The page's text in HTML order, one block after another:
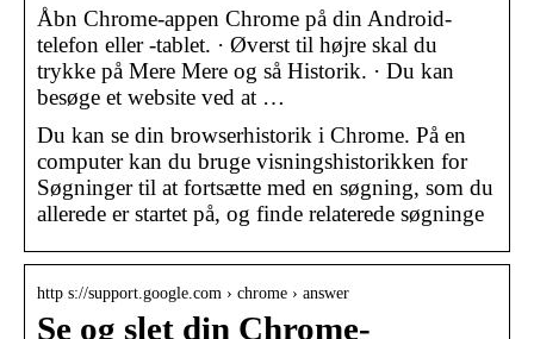
Åbn Chrome-appen Chrome på din Android-
telefon eller -tablet. · Øverst til højre skal du
trykke på Mere Mere og så Historik. · Du kan
besøge et website ved at …
Du kan se din browserhistorik i Chrome. På en
computer kan du bruge visningshistorikken for
Søgninger til at fortsætte med en søgning, som du
allerede er startet på, og finde relaterede søgninge
http s://support.google.com › chrome › answer
Se og slet din Chrome-